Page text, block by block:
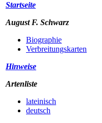
Startseite
August F. Schwarz
Biographie
Verbreitungskarten
Hinweise
Artenliste
lateinisch
deutsch